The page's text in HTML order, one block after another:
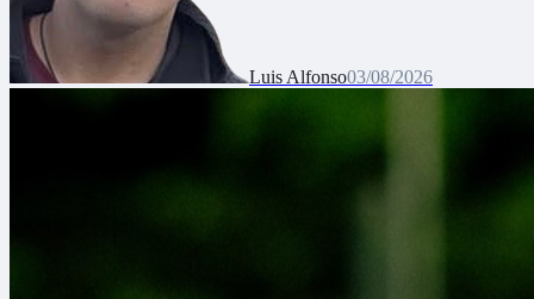
Luis Alfonso03/08/2026